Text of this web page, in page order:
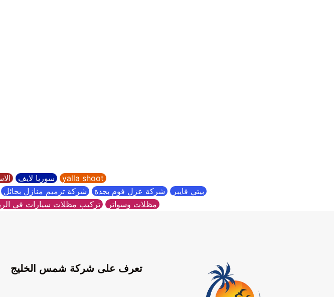
yalla shoot سوريا لايف
بيتي فايبر شركة عزل فوم بجدة شركة ترميم منازل بحائل
مظلات وسواتر تركيب مظلات سيارات في
تعرف على شركة شمس الخليج